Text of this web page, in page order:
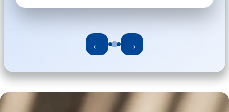
← →